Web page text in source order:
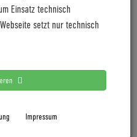
Einsatz technisch
setzt nur technisch
Impressum
auf 2027
its trade show concept for
für 2027 aus